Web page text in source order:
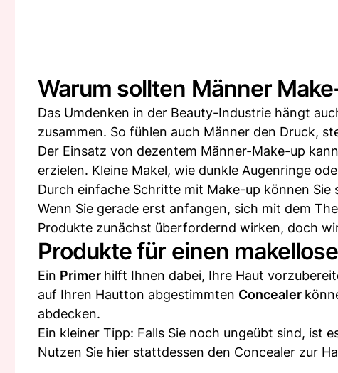
Warum sollten Männer
Das Umdenken in der Beauty-Industrie hängt
zusammen. So fühlen auch Männer den Druck,
Der Einsatz von dezentem Männer-Make-up
erzielen. Kleine Makel, wie dunkle Augenringe
Durch einfache Schritte mit Make-up können Sie
Wenn Sie gerade erst anfangen, sich mit dem
Produkte zunächst überfordernd wirken, doch
Produkte für einen
Ein Primer hilft Ihnen dabei, Ihre Haut
auf Ihren Hautton abgestimmten Concealer
abdecken.
Ein kleiner Tipp: Falls Sie noch ungeübt sind, ist
Nutzen Sie hier stattdessen den Concealer zur